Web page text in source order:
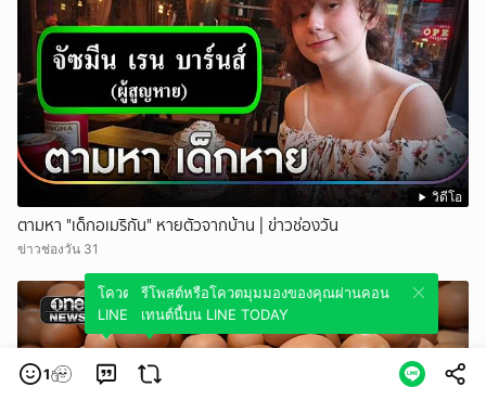
วิดีโอ
ตามหา "เด็กอเมริกัน" หายตัวจากบ้าน | ข่าวช่องวัน
ข่าวช่องวัน 31
1
โควตมุมมองของคุณผ่านคอนเทนต์นี้บน
LINE TODAY
รีโพสต์หรือโควตมุมมองของคุณผ่านคอน
เทนต์นี้บน LINE TODAY